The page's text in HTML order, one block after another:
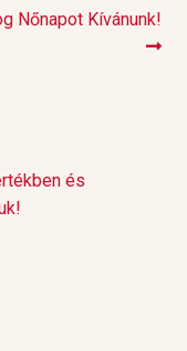
Nőnapot Kívánunk!
és